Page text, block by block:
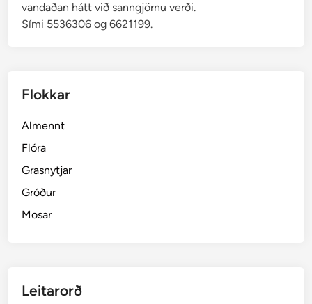
vandaðan hátt við sanngjörnu verði.
Sími 5536306 og 6621199.
Flokkar
Almennt
Flóra
Grasnytjar
Gróður
Mosar
Leitarorð